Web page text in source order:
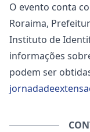
O evento conta
Roraima,
Instituto de
informações
podem ser